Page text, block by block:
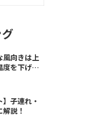
風向きは上
度を下げる
】子連れ・
説！